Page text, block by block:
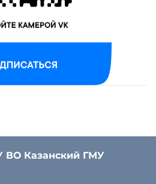
ВО Казанский ГМУ